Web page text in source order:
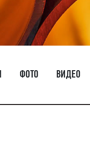
ФОТО ВИДЕО